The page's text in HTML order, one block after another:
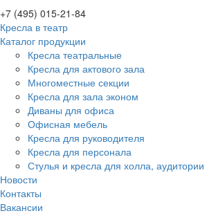
+7 (495) 015-21-84
Кресла в театр
Каталог продукции
Кресла театральные
Кресла для актового зала
Многоместные секции
Кресла для зала эконом
Диваны для офиса
Офисная мебель
Кресла для руководителя
Кресла для персонала
Стулья и кресла для холла, аудитории
Новости
Контакты
Вакансии